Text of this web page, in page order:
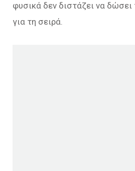
φυσικά δεν διστάζει να
για τη σειρά.